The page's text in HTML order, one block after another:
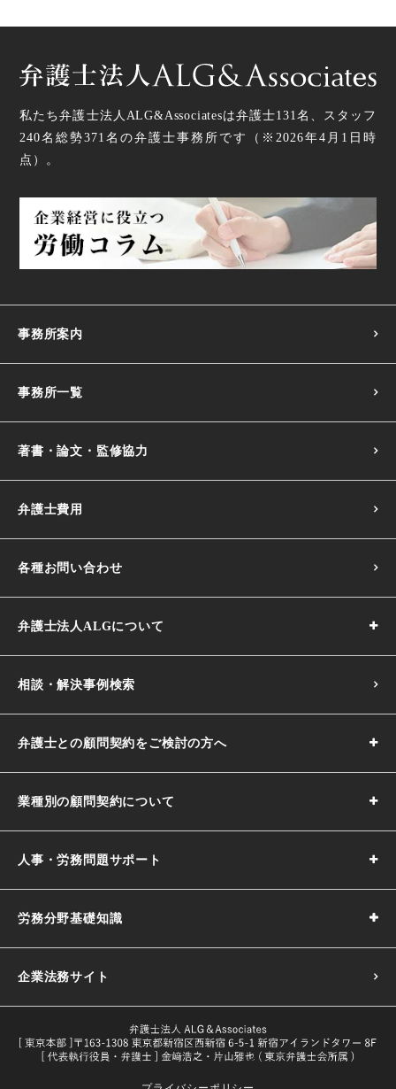
私たち弁護士法人ALG&Associatesは弁護士131名、スタッフ
240名総勢371 名の弁護士事務所です（ ※2026年4月1日時
点 ）。
事務所案内
事務所一覧
著書・論文・監修協力
弁護士費用
各種お問い合わせ
弁護士法人ALGについて
相談・解決事例検索
弁護士との顧問契約をご検討の方へ
業種別の顧問契約について
人事・労務問題サポート
労務分野基礎知識
企業法務サイト